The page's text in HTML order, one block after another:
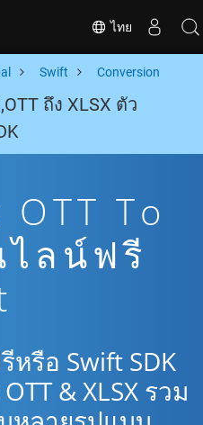
ไทย
Swift Conversion
ถึง XLSX ตัว
To
ไลน์ฟรี
รือ Swift SDK
& XLSX รวม